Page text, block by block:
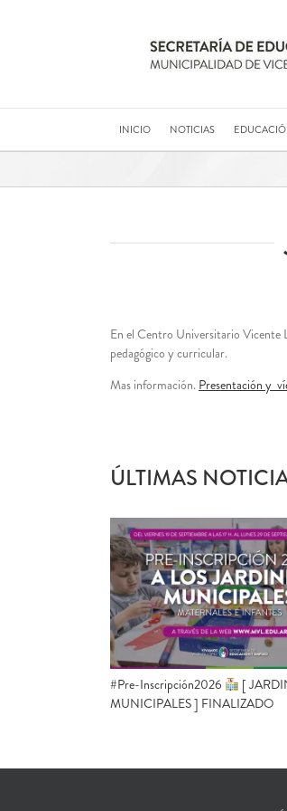
INICIO NOTICIAS
En el Centro Universitario Vicente
pedagógico y curricular.
Mas información. Presentación y
ÚLTIMAS
#Pre-Inscripción2026
[
MUNICIPALES ] FINALIZADO